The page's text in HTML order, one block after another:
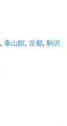
, 泰山館, 京都,駒沢